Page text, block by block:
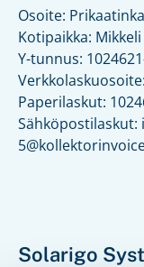
Osoite:
Kotipaikka: Mikkeli
Y-tunnus:
Paperilaskut:
Sähköpostilaskut:
Solarigo